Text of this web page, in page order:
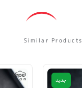
Similar Products
جدید